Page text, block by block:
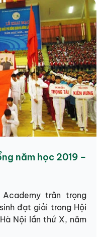
năm học 2019 –
Academy trân trọng
đạt giải trong Hội
Nội lần thứ X, năm